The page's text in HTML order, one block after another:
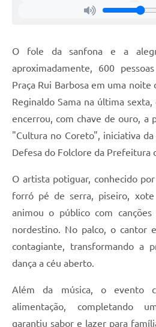
O fole da sanfona e a
aproximadamente, 600
Praça Rui Barbosa em uma
Reginaldo Sama na última
encerrou, com chave de ouro, a
"Cultura no Coreto", iniciativa
Defesa do Folclore da Prefeitura
O artista potiguar, conhecido
forró pé de serra, piseiro,
animou o público com
nordestino. No palco, o cantor
contagiante, transformando a
dança a céu aberto.
Além da música, o evento
alimentação, completando
garantiu sabor e lazer para